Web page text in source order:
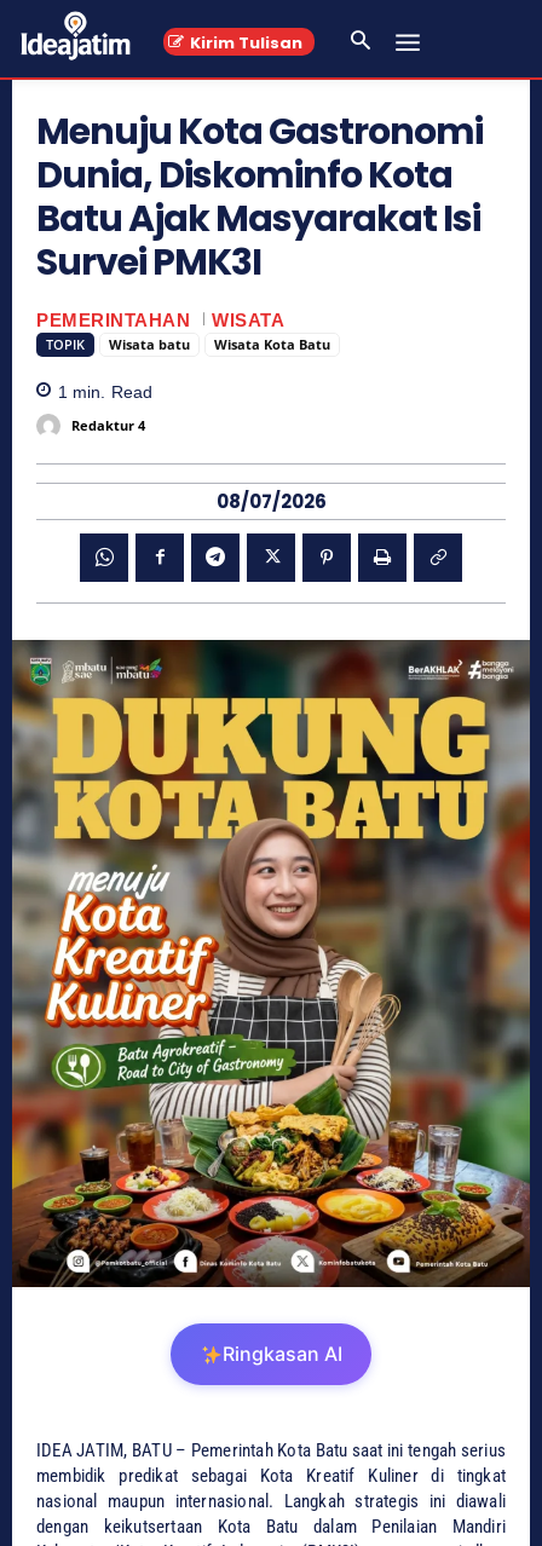
Kirim Tulisan
Menuju Kota Gastronomi
Dunia, Diskominfo Kota
Batu Ajak Masyarakat Isi
Survei PMK3I
PEMERINTAHAN WISATA
TOPIK Wisata batu Wisata Kota Batu
1 min. Read
Redaktur 4
08/07/2026
Ringkasan AI
IDEA JATIM, BATU – Pemerintah Kota Batu saat ini tengah serius
membidik predikat sebagai Kota Kreatif Kuliner di tingkat
nasional maupun internasional. Langkah strategis ini diawali
dengan keikutsertaan Kota Batu dalam Penilaian Mandiri